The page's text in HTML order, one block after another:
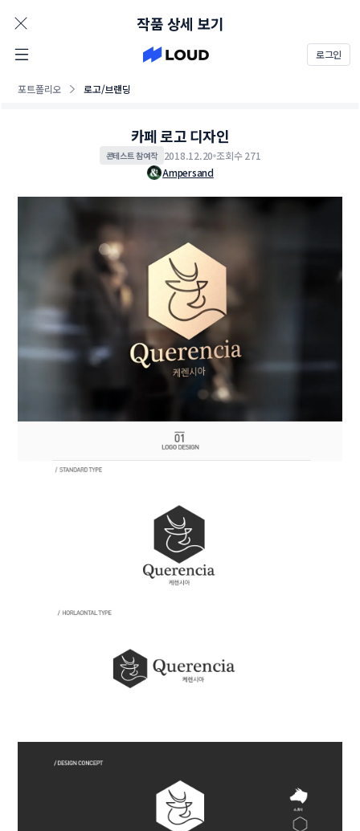
로그인
포트폴리오 로고/브랜딩
작품 상세 보기
카페 로고 디자인
콘테스트 참여작 2018.12.20 조회수 271
Ampersand